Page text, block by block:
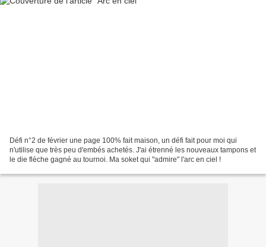
Défi n°2 de février une page 100% fait maison, un défi fait pour moi qui
n'utilise que très peu d'embés achetés. J'ai étrenné les nouveaux tampons et
le die flèche gagné au tournoi. Ma soket qui "admire" l'arc en ciel !